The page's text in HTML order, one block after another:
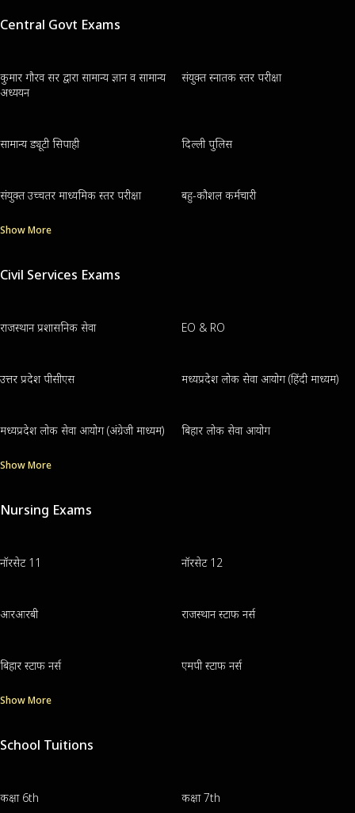
Central Govt Exams
कुमार गौरव सर द्वारा सामान्य ज्ञान व सामान्य
अध्ययन
संयुक्त स्नातक स्तर परीक्षा
सामान्य ड्यूटी सिपाही दिल्ली पुलिस
संयुक्त उच्चतर माध्यमिक स्तर परीक्षा बहु-कौशल कर्मचारी
Show More
Civil Services Exams
राजस्थान प्रशासनिक सेवा EO & RO
उत्तर प्रदेश पीसीएस मध्यप्रदेश लोक सेवा आयोग (हिंदी माध्यम)
मध्यप्रदेश लोक सेवा आयोग (अंग्रेजी माध्यम) बिहार लोक सेवा आयोग
Show More
Nursing Exams
नॉरसेट 11 नॉरसेट 12
आरआरबी राजस्थान स्टाफ नर्स
बिहार स्टाफ नर्स एमपी स्टाफ नर्स
Show More
School Tuitions
कक्षा 6th कक्षा 7th